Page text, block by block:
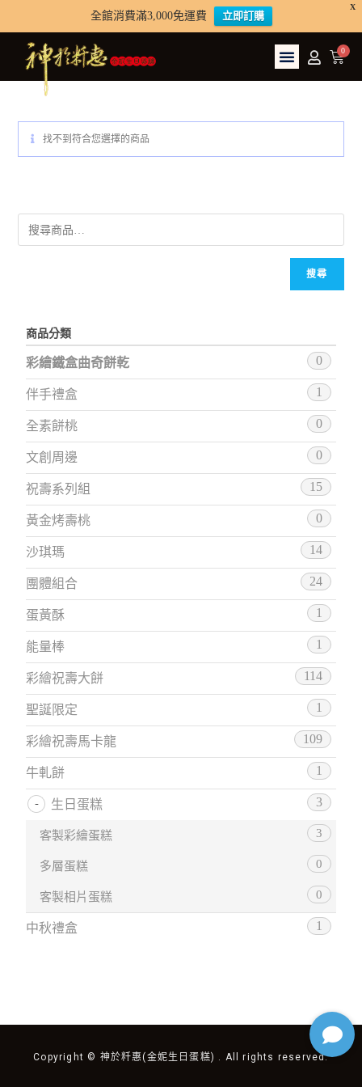
X
全館消費滿3,000免運費 立即訂購
找不到符合您選擇的商品
搜尋
商品分類
彩繪鐵盒曲奇餅乾 0
伴手禮盒 1
全素餅桃 0
文創周邊 0
祝壽系列組 15
黃金烤壽桃 0
沙琪瑪 14
團體組合 24
蛋黃酥 1
能量棒 1
彩繪祝壽大餅 114
聖誕限定 1
彩繪祝壽馬卡龍 109
牛軋餅 1
生日蛋糕 3
客製彩繪蛋糕 3
多層蛋糕 0
客製相片蛋糕 0
中秋禮盒 1
Copyright © 神於粁惠(金妮生日蛋糕) . All rights reserved.